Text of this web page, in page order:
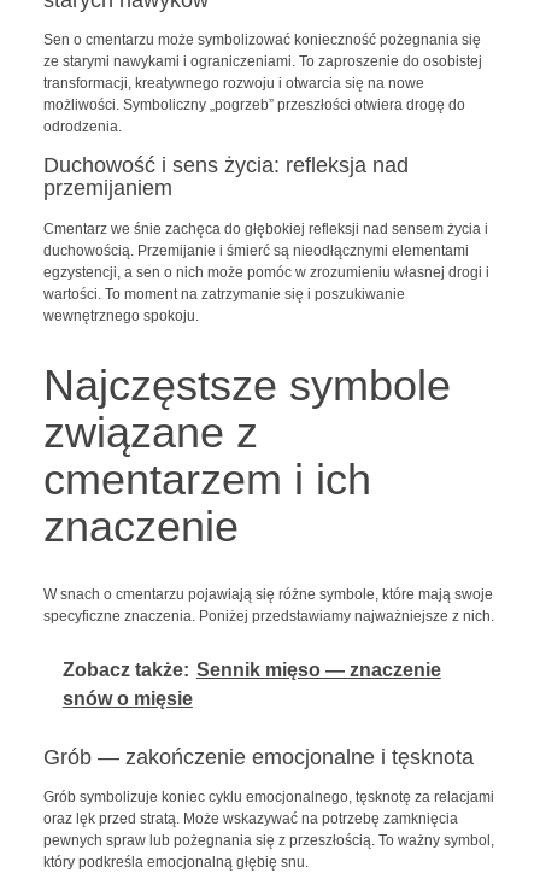
Sen o cmentarzu może symbolizować konieczność pożegnania się
ze starymi nawykami i ograniczeniami. To zaproszenie do osobistej
transformacji, kreatywnego rozwoju i otwarcia się na nowe
możliwości. Symboliczny „pogrzeb” przeszłości otwiera drogę do
odrodzenia.
Duchowość i sens życia: refleksja nad
przemijaniem
Cmentarz we śnie zachęca do głębokiej refleksji nad sensem życia i
duchowością. Przemijanie i śmierć są nieodłącznymi elementami
egzystencji, a sen o nich może pomóc w zrozumieniu własnej drogi i
wartości. To moment na zatrzymanie się i poszukiwanie
wewnętrznego spokoju.
Najczęstsze symbole
związane z
cmentarzem i ich
znaczenie
W snach o cmentarzu pojawiają się różne symbole, które mają swoje
specyficzne znaczenia. Poniżej przedstawiamy najważniejsze z nich.
Zobacz także: Sennik mięso — znaczenie
snów o mięsie
Grób — zakończenie emocjonalne i tęsknota
Grób symbolizuje koniec cyklu emocjonalnego, tęsknotę za relacjami
oraz lęk przed stratą. Może wskazywać na potrzebę zamknięcia
pewnych spraw lub pożegnania się z przeszłością. To ważny symbol,
który podkreśla emocjonalną głębię snu.